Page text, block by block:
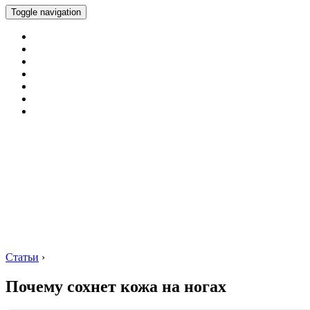
Toggle navigation
Статьи ›
Почему сохнет кожа на ногах